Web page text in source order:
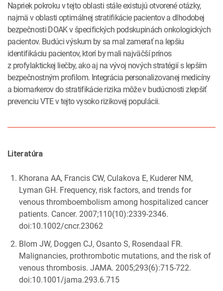
Napriek pokroku v tejto oblasti stále existujú otvorené otázky,
najmä v oblasti optimálnej stratifikácie pacientov a dlhodobej
bezpečnosti DOAK v špecifických podskupinách onkologických
pacientov. Budúci výskum by sa mal zamerať na lepšiu
identifikáciu pacientov, ktorí by mali najväčší prínos
z profylaktickej liečby, ako aj na vývoj nových stratégií s lepším
bezpečnostným profilom. Integrácia personalizovanej medicíny
a biomarkerov do stratifikácie rizika môže v budúcnosti zlepšiť
prevenciu VTE v tejto vysoko rizikovej populácii.
Literatúra
Khorana AA, Francis CW, Culakova E, Kuderer NM,
Lyman GH. Frequency, risk factors, and trends for
venous thromboembolism among hospitalized cancer
patients. Cancer. 2007;110(10):2339-2346.
doi:10.1002/cncr.23062
Blom JW, Doggen CJ, Osanto S, Rosendaal FR.
Malignancies, prothrombotic mutations, and the risk of
venous thrombosis. JAMA. 2005;293(6):715-722.
doi:10.1001/jama.293.6.715